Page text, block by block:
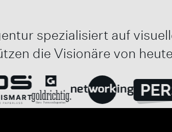
spezialisiert auf
die Visionäre von